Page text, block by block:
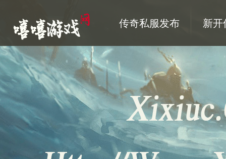
传奇私服发布 新开